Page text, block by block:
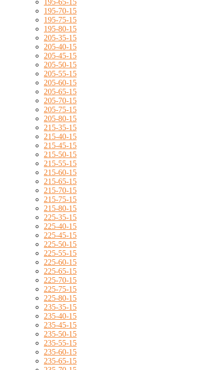
195-65-15
195-70-15
195-75-15
195-80-15
205-35-15
205-40-15
205-45-15
205-50-15
205-55-15
205-60-15
205-65-15
205-70-15
205-75-15
205-80-15
215-35-15
215-40-15
215-45-15
215-50-15
215-55-15
215-60-15
215-65-15
215-70-15
215-75-15
215-80-15
225-35-15
225-40-15
225-45-15
225-50-15
225-55-15
225-60-15
225-65-15
225-70-15
225-75-15
225-80-15
235-35-15
235-40-15
235-45-15
235-50-15
235-55-15
235-60-15
235-65-15